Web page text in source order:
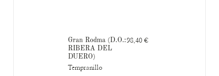
Gran Rodma (D.O.:
RIBERA DEL
DUERO)
Tempranillo
98,40 €